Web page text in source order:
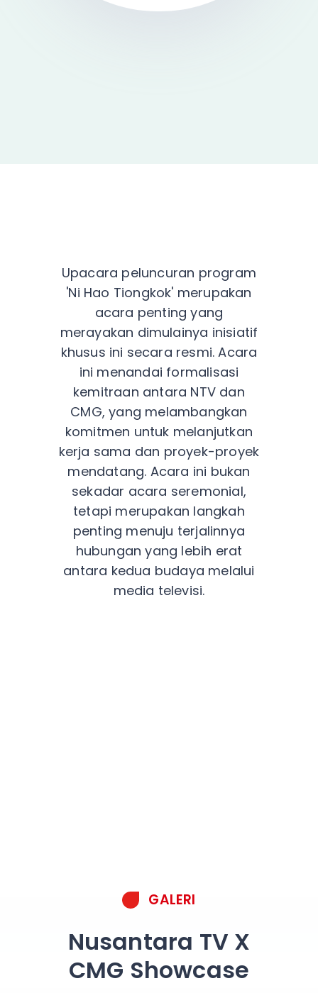
Upacara peluncuran program
'Ni Hao Tiongkok' merupakan
acara penting yang
merayakan dimulainya inisiatif
khusus ini secara resmi. Acara
ini menandai formalisasi
kemitraan antara NTV dan
CMG, yang melambangkan
komitmen untuk melanjutkan
kerja sama dan proyek-proyek
mendatang. Acara ini bukan
sekadar acara seremonial,
tetapi merupakan langkah
penting menuju terjalinnya
hubungan yang lebih erat
antara kedua budaya melalui
media televisi.
GALERI
Nusantara TV X
CMG Showcase